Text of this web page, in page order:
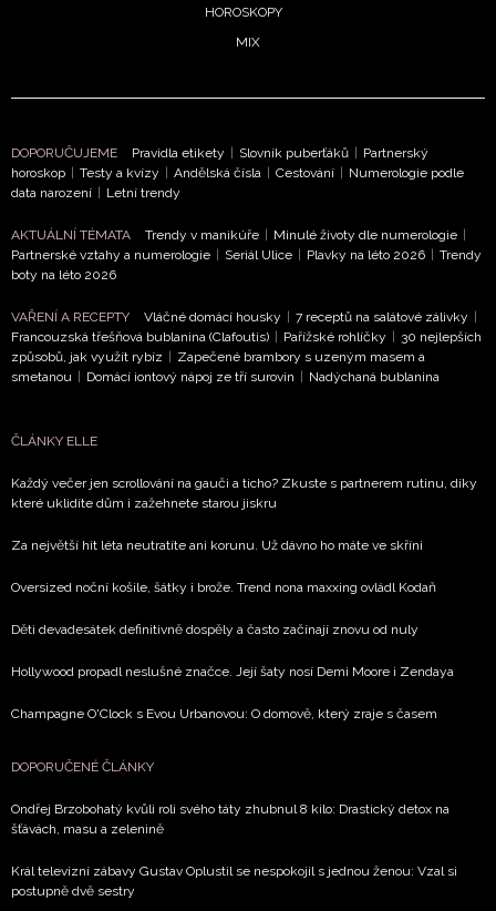
Vašimi údaji pracovat zejména k organizaci a
vyhodnocení akce a zasílání novinek.
soukromí BurdaMedia Extra s.r.o., zaškrtněte toto pole.
HOROSKOPY
MIX
DOPORUČUJEME Pravidla etikety Slovník puberťáků
Partnerský
horoskop
Testy a kvízy Andělská čísla Cestování
Numerologie podle
data narození
Letní trendy
AKTUÁLNÍ TÉMATA Trendy v manikúře Minulé životy dle numerologie
Partnerské vztahy a numerologie
Seriál Ulice Plavky na léto 2026
Trendy
boty na léto 2026
VAŘENÍ A RECEPTY Vláčné domácí housky 7 receptů na salátové zálivky
Francouzská třešňová bublanina (Clafoutis)
Pařížské rohlíčky
30 nejlepších
způsobů, jak využít rybíz
Zapečené brambory s uzeným masem a
smetanou
Domácí iontový nápoj ze tří surovin Nadýchaná bublanina
ČLÁNKY ELLE
Každý večer jen scrollování na gauči a ticho? Zkuste s partnerem rutinu, díky
které uklidíte dům i zažehnete starou jiskru
Za největší hit léta neutratíte ani korunu. Už dávno ho máte ve skříni
Oversized noční košile, šátky i brože. Trend nona maxxing ovládl Kodaň
Děti devadesátek definitivně dospěly a často začínají znovu od nuly
Hollywood propadl neslušné značce. Její šaty nosí Demi Moore i Zendaya
Champagne O'Clock s Evou Urbanovou: O domově, který zraje s časem
DOPORUČENÉ ČLÁNKY
Ondřej Brzobohatý kvůli roli svého táty zhubnul 8 kilo: Drastický detox na
šťávách, masu a zelenině
Král televizní zábavy Gustav Oplustil se nespokojil s jednou ženou: Vzal si
postupně dvě sestry